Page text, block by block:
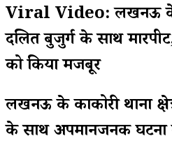
Viral Video: लखनऊ के
दलित बुजुर्ग के साथ
को किया मजबूर
लखनऊ के काकोरी थाना
के साथ अपमानजनक घटना